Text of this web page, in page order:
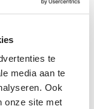
te
media aan te
Ook
onze site met